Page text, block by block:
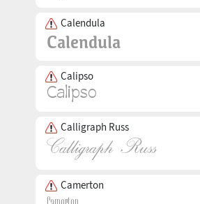
Calendula
Calipso
Calligraph Russ
Camerton